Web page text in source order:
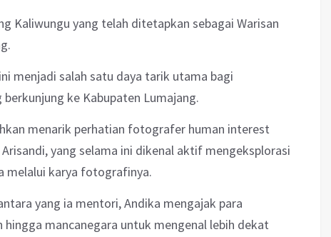
Kaliwungu yang telah ditetapkan sebagai Warisan
menjadi salah satu daya tarik utama bagi
ke Kabupaten Lumajang.
menarik perhatian fotografer human interest
yang selama ini dikenal aktif mengeksplorasi
melalui karya fotografinya.
yang ia mentori, Andika mengajak para
mancanegara untuk mengenal lebih dekat